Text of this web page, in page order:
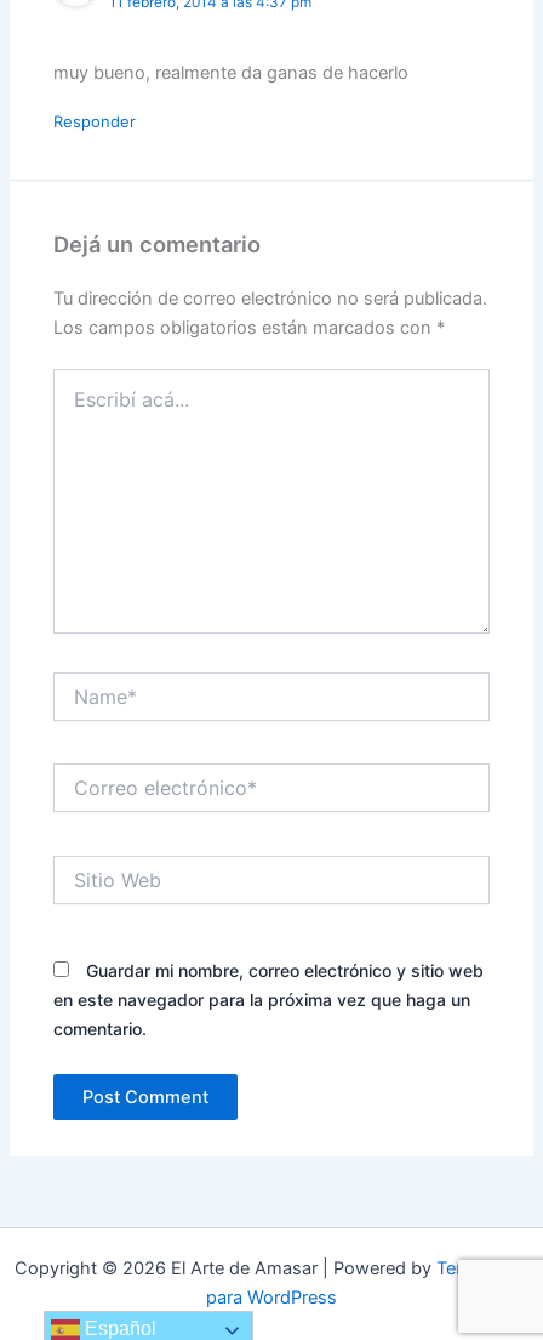
muy bueno, realmente da ganas de hacerlo
Responder
Dejá un comentario
Tu dirección de correo electrónico no será publicada.
Los campos obligatorios están marcados con *
acá...
electrónico*
Web
Guardar mi nombre, correo electrónico y sitio web
en este navegador para la próxima vez que haga un
comentario.
Copyright © 2026 El Arte de Amasar | Powered by Tema Astra
para WordPress
Español